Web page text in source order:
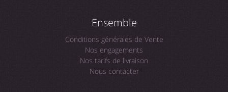
Ensemble
Conditions générales de Vente
Nos engagements
Nos tarifs de livraison
Nous contacter